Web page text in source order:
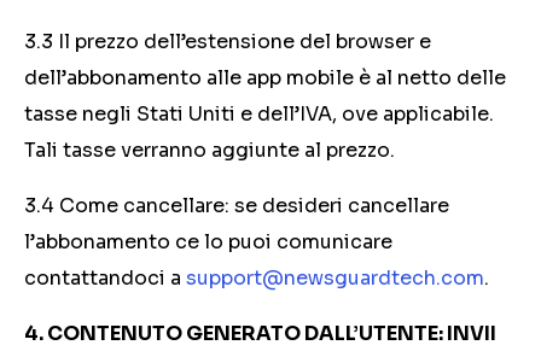
3.3 Il prezzo dell’estensione del browser e
dell’abbonamento alle app mobile è al netto delle
tasse negli Stati Uniti e dell’IVA, ove applicabile.
Tali tasse verranno aggiunte al prezzo.
3.4 Come cancellare: se desideri cancellare
l’abbonamento ce lo puoi comunicare
contattandoci a support@newsguardtech.com.
4. CONTENUTO GENERATO DALL’UTENTE: INVII